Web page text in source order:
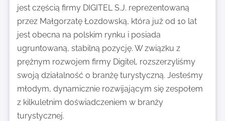
Najnowsze
Kontakt
jest częścią firmy DIGITEL S.J. reprezentowaną
przez Małgorzatę Łozdowską, która już od 10 lat
jest obecna na polskim rynku i posiada
ugruntowaną, stabilną pozycję. W związku z
prężnym rozwojem firmy Digitel, rozszerzyliśmy
swoją działalność o branżę turystyczną. Jesteśmy
młodym, dynamicznie rozwijającym się zespołem
z kilkuletnim doświadczeniem w branży
turystycznej.